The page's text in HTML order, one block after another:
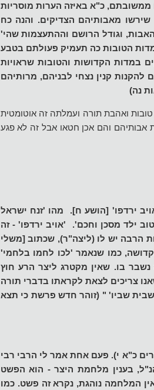
כ"א באיזה הערות מוסריות
מאבותיהם הצדיקים. והנה כח
וגודל הרושם וההתעצמות שהי'
הטובות כה תעמיק פעולתם בטבע
במדות הקדושות והטובות שראויות
קנין נצחי לבניהם, מרותיהם
נה)
ואהבת תורה ועמלתה זה אוטומטית
אבותיהם והם אכן חטאו אבל זה לא פגע
ירדפו' [הושע ח]. מהו 'זנח ישראל
ילד מסכן וחכם'. 'אויב ירדפו' - זה
הרבה יש לו (ליצה"ר), שכתוב [משלי
כמו שנאמר 'לכו לחמו בלחמי'
בו. שאין מקטרג ליצר הרע חוץ
צריכים לצאת לקראתו בדברי תורה
שביו' " (זוהר חדש פרשת כי תצא
כ"א י). פעם אחת אמר לי הרבי רבי
בענין מלחמת היצר - הוא הפשט
המלחמה נוהגת, נקרא זה פשט. כמו